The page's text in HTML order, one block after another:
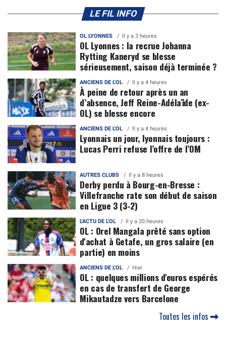
LE FIL INFO
OL LYONNES Il y a 3 heures
OL Lyonnes : la recrue Johanna
Rytting Kaneryd se blesse
sérieusement, saison déjà terminée ?
ANCIENS DE L'OL Il y a 4 heures
À peine de retour après un an
d’absence, Jeff Reine-Adélaïde (ex-
OL) se blesse encore
ANCIENS DE L'OL Il y a 4 heures
Lyonnais un jour, lyonnais toujours :
Lucas Perri refuse l’offre de l’OM
AUTRES CLUBS Il y a 8 heures
Derby perdu à Bourg-en-Bresse :
Villefranche rate son début de saison
en Ligue 3 (3-2)
L'ACTU DE L'OL Il y a 20 heures
OL : Orel Mangala prêté sans option
d'achat à Getafe, un gros salaire (en
partie) en moins
ANCIENS DE L'OL Hier
OL : quelques millions d'euros espérés
en cas de transfert de George
Mikautadze vers Barcelone
Toutes les infos